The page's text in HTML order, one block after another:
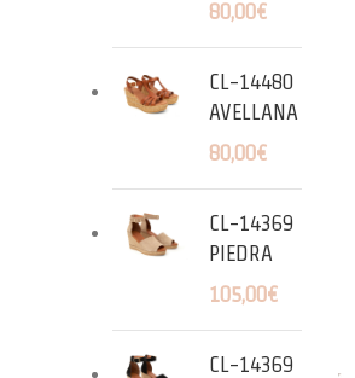
80,00€
CL-14480
AVELLANA
80,00€
CL-14369
PIEDRA
105,00€
CL-14369